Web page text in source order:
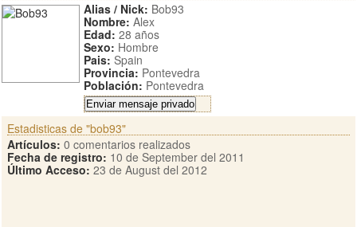
Alias / Nick: Bob93
Nombre: Alex
Edad: 28 años
Sexo: Hombre
Pais: Spain
Provincia: Pontevedra
Población: Pontevedra
Estadisticas de "bob93"
Artículos: 0 comentarios realizados
Fecha de registro: 10 de September del 2011
Último Acceso: 23 de August del 2012